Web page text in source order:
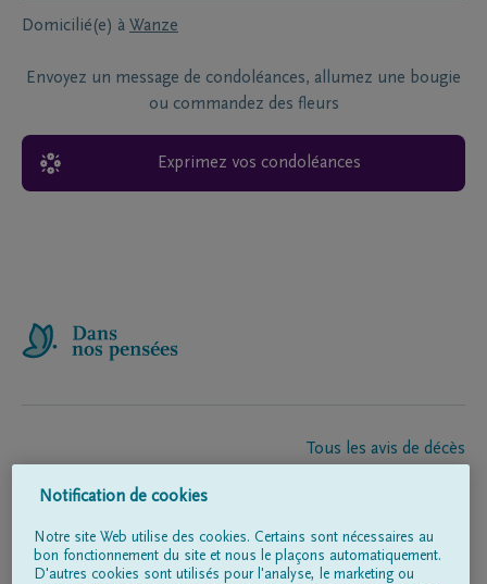
Domicilié(e) à Wanze
Envoyez un message de condoléances, allumez une bougie
ou commandez des fleurs
Exprimez vos condoléances
Tous les avis de décès
Entrepreneur de pompes funèbres
Notification de cookies
Notre site Web utilise des cookies. Certains sont nécessaires au
bon fonctionnement du site et nous le plaçons automatiquement.
D'autres cookies sont utilisés pour l'analyse, le marketing ou